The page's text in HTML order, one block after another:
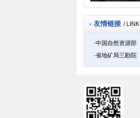
友情链接 / LINK
·中国自然资源部
·省地矿局三勘院